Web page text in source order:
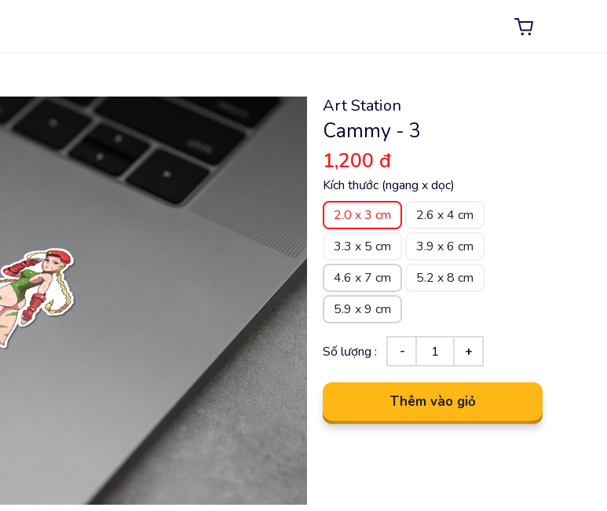
Art Station
Cammy - 3
1,200 đ
Kích thước (ngang x dọc)
2.0 x 3 cm
2.6 x 4 cm
3.3 x 5 cm
3.9 x 6 cm
4.6 x 7 cm
5.2 x 8 cm
5.9 x 9 cm
Số lượng :
Thêm vào giỏ